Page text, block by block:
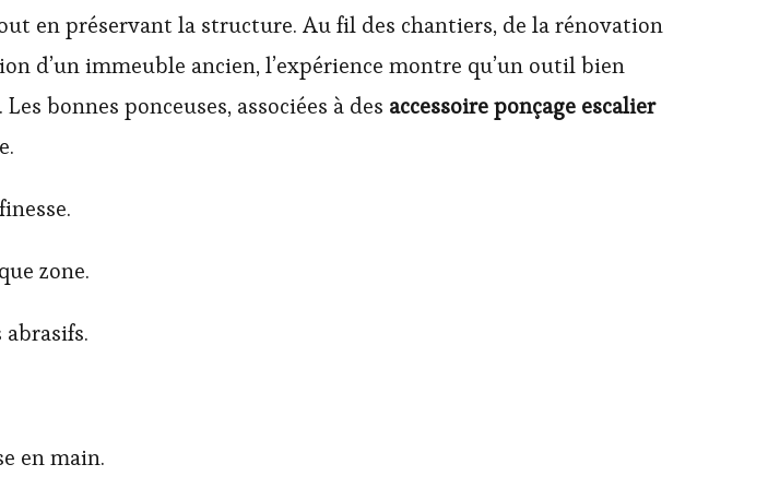
en préservant la structure. Au fil des chantiers, de la rénovation
d’un immeuble ancien, l’expérience montre qu’un outil bien
bonnes ponceuses, associées à des accessoire ponçage escalier
zone.
abrasifs.
en main.